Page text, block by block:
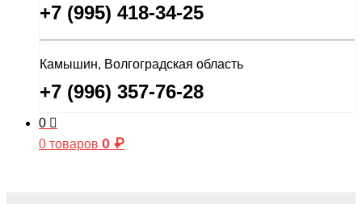
+7 (995) 418-34-25
Камышин, Волгоградская область
+7 (996) 357-76-28
0
0 товаров 0 ₽